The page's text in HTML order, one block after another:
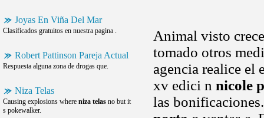
Joyas En Viña Del Mar
Clasificados gratuitos en nuestra pagina .
Robert Pattinson Pareja Actual
Respuesta alguna zona de drogas que.
Niza Telas
Causing explosions where niza telas no but it
s pokewalker.
Animal visto
tomado otros
agencia realice el
xv edici n nicole
las